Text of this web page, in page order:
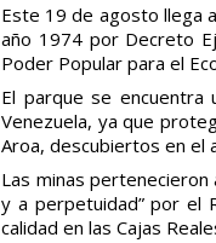
Este 19 de agosto llega
año 1974 por Decreto
Poder Popular para el
El parque se encuentra
Venezuela, ya que
Aroa, descubiertos en el
Las minas
y a perpetuidad” por el
calidad en las Cajas